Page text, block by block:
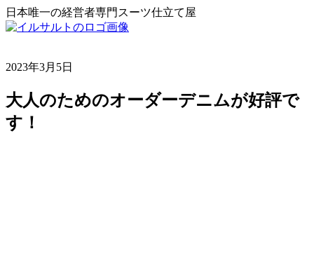
日本唯一の経営者専門スーツ仕立て屋
2023年3月5日
大人のためのオーダーデニムが好評で
す！